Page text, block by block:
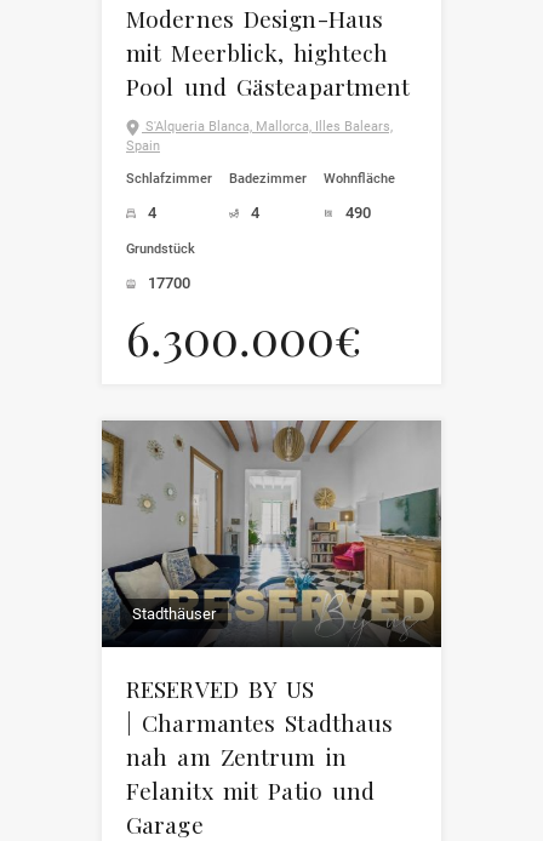
Modernes Design-Haus
mit Meerblick, hightech
Pool und Gästeapartment
S'Alqueria Blanca, Mallorca, Illes Balears,
Spain
Schlafzimmer
4
Badezimmer
4
Wohnfläche
490
Grundstück
17700
6.300.000€
Stadthäuser
RESERVED BY US
| Charmantes Stadthaus
nah am Zentrum in
Felanitx mit Patio und
Garage